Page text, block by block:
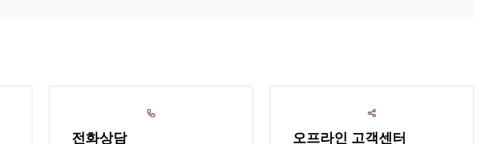
전화상담 오프라인 고객센터